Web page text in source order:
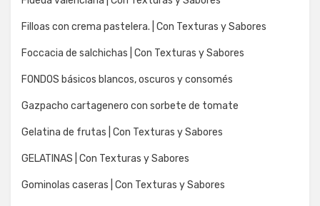
Filloas con crema pastelera. | Con Texturas y Sabores
Foccacia de salchichas | Con Texturas y Sabores
FONDOS básicos blancos, oscuros y consomés
Gazpacho cartagenero con sorbete de tomate
Gelatina de frutas | Con Texturas y Sabores
GELATINAS | Con Texturas y Sabores
Gominolas caseras | Con Texturas y Sabores